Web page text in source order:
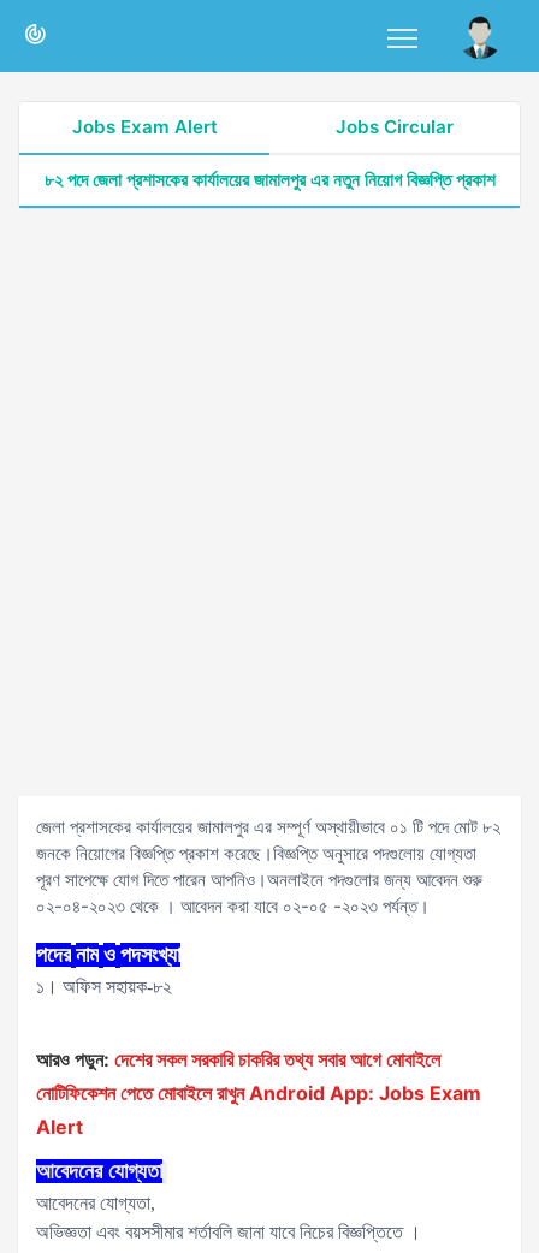
Jobs Exam Alert Jobs Circular
৮২ পদে জেলা প্রশাসকের কার্যালয়ের জামালপুর এর নতুন নিয়োগ বিজ্ঞপ্তি প্রকাশ
জেলা প্রশাসকের কার্যালয়ের জামালপুর এর সম্পূর্ণ অস্থায়ীভাবে ০১ টি পদে মোট ৮২
জনকে নিয়োগের বিজ্ঞপ্তি প্রকাশ করেছে।বিজ্ঞপ্তি অনুসারে পদগুলোয় যোগ্যতা
পূরণ সাপেক্ষে যোগ দিতে পারেন আপনিও।অনলাইনে পদগুলোর জন্য আবেদন শুরু
০২-০৪-২০২৩ থেকে । আবেদন করা যাবে ০২-০৫ -২০২৩ পর্যন্ত।
পদের নাম ও পদসংখ্যা
১। অফিস সহায়ক-৮২
আরও পড়ুন: দেশের সকল সরকারি চাকরির তথ্য সবার আগে মোবাইলে
নোটিফিকেশন পেতে মোবাইলে রাখুন Android App: Jobs Exam
Alert
আবেদনের যোগ্যতা
আবেদনের যোগ্যতা,
অভিজ্ঞতা এবং বয়সসীমার শর্তাবলি জানা যাবে নিচের বিজ্ঞপ্তিতে ।